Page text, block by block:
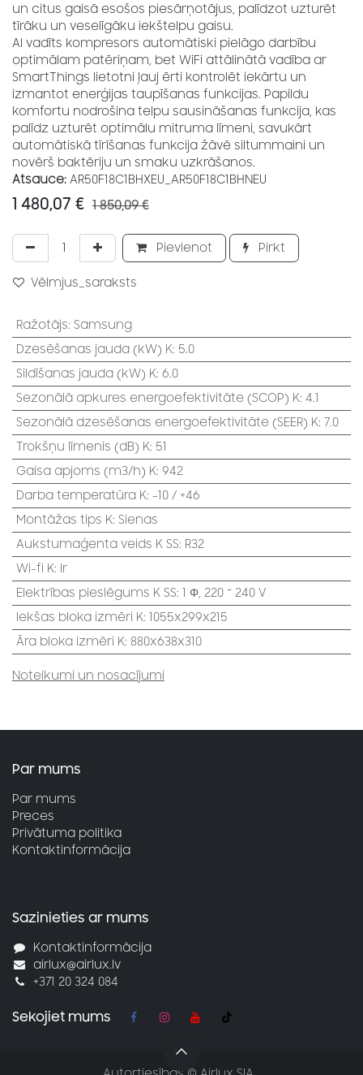
un citus gaisā esošos piesārņotājus, palīdzot uzturēt
tīrāku un veselīgāku iekštelpu gaisu.
AI vadīts kompresors automātiski pielāgo darbību
optimālam patēriņam, bet WiFi attālinātā vadība ar
SmartThings lietotni ļauj ērti kontrolēt iekārtu un
izmantot enerģijas taupīšanas funkcijas. Papildu
komfortu nodrošina telpu sausināšanas funkcija, kas
palīdz uzturēt optimālu mitruma līmeni, savukārt
automātiskā tīrīšanas funkcija žāvē siltummaini un
novērš baktēriju un smaku uzkrāšanos.
Atsauce: AR50F18C1BHXEU_AR50F18C1BHNEU
1 480,07 € 1 850,09€
Pievienot Pirkt
Vēlmjus_saraksts
Ražotājs: Samsung
Dzesēšanas jauda (kW) K: 5.0
Sildīšanas jauda (kW) K: 6.0
Sezonālā apkures energoefektivitāte (SCOP) K: 4.1
Sezonālā dzesēšanas energoefektivitāte (SEER) K: 7.0
Trokšņu līmenis (dB) K: 51
Gaisa apjoms (m3/h) K: 942
Darba temperatūra K: -10 / +46
Montāžas tips K: Sienas
Aukstumaģenta veids K SS: R32
Wi-fi K: Ir
Elektrības pieslēgums K SS: 1 Φ, 220 ~ 240 V
Iekšas bloka izmēri K: 1055x299x215
Āra bloka izmēri K: 880x638x310
Noteikumi un nosacījumi
Par mums
Par mums
Preces
Privātuma politika
Kontaktinformācija
Sazinieties ar mums
Kontaktinformācija
airlux@airlux.lv
+371 20 324 084
Sekojiet mums